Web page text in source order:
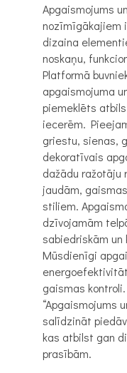
Apgaismojums
nozīmīgākajiem
dizaina
noskaņu,
Platformā
apgaismojuma
piemeklēts
iecerēm.
griestu, sienas,
dekoratīvais
dažādu ražotāju
jaudām,
stiliem.
dzīvojamām
sabiedriskām un
Mūsdienīgi
gaismas
“Apgaismojums
salīdzināt
kas atbilst gan
prasībām.